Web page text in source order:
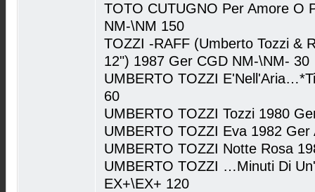
TOTO CUTUGNO Per Amore O
NM-\NM 150
TOZZI -RAFF (Umberto Tozzi &
12") 1987 Ger CGD NM-\NM- 30
UMBERTO TOZZI
60
UMBERTO TOZZI Tozzi 1980
UMBERTO TOZZI Eva 1982
UMBERTO TOZZI Notte Rosa
UMBERTO TOZZI …Minuti Di
EX+\EX+ 120